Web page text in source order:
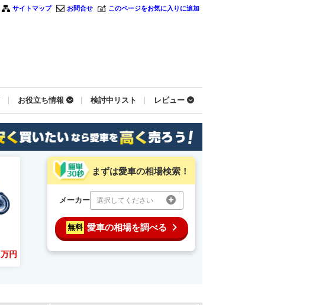
サイトマップ お問合せ このページをお気に入りに追加
お役立ち情報 検討中リスト レビュー
万円
まずは愛車の相場検索！
メーカー 選択してください
無料 愛車の相場を調べる